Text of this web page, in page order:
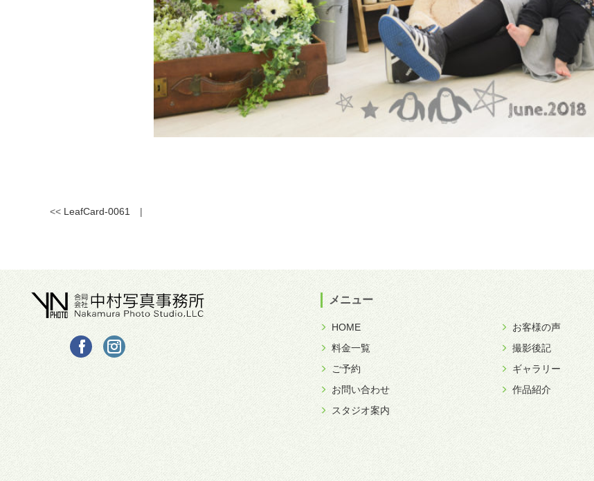
<< LeafCard-0061 |
メニュー
HOME
料金一覧
ご予約
お問い合わせ
スタジオ案内
お客様の声
撮影後記
ギャラリー
作品紹介